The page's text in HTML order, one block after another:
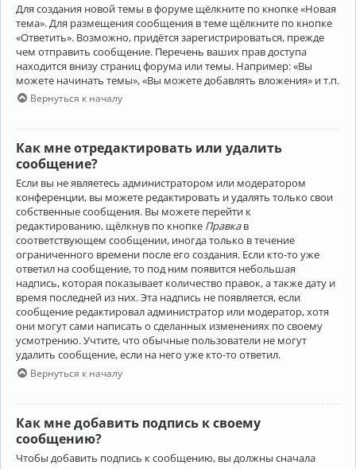
Для создания новой темы в форуме щёлкните по кнопке «Новая
тема». Для размещения сообщения в теме щёлкните по кнопке
«Ответить». Возможно, придётся зарегистрироваться, прежде
чем отправить сообщение. Перечень ваших прав доступа
находится внизу страниц форума или темы. Например: «Вы
можете начинать темы», «Вы можете добавлять вложения» и т.п.
Вернуться к началу
Как мне отредактировать или удалить
сообщение?
Если вы не являетесь администратором или модератором
конференции, вы можете редактировать и удалять только свои
собственные сообщения. Вы можете перейти к
редактированию, щёлкнув по кнопке Правкав
соответствующем сообщении, иногда только в течение
ограниченного времени после его создания. Если кто-то уже
ответил на сообщение, то под ним появится небольшая
надпись, которая показывает количество правок, а также дату и
время последней из них. Эта надпись не появляется, если
сообщение редактировал администратор или модератор, хотя
они могут сами написать о сделанных изменениях по своему
усмотрению. Учтите, что обычные пользователи не могут
удалить сообщение, если на него уже кто-то ответил.
Вернуться к началу
Как мне добавить подпись к своему
сообщению?
Чтобы добавить подпись к сообщению, вы должны сначала